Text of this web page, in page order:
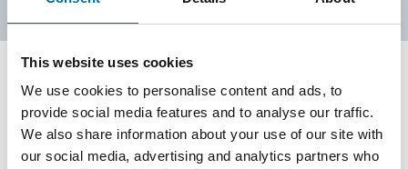
This website uses cookies
We use cookies to personalise content and ads, to
provide social media features and to analyse our traffic.
We also share information about your use of our site with
our social media, advertising and analytics partners who
Contacta con nuestros
especialistas